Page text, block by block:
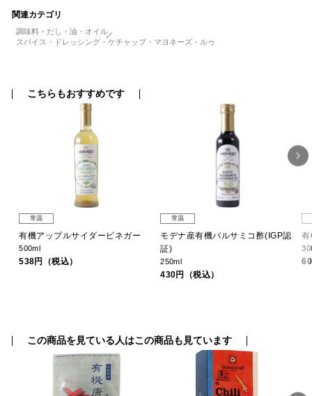
関連カテゴリ
調味料・だし・油・オイル
スパイス・ドレッシング・ケチャップ・マヨネーズ・ルゥ
こちらもおすすめです
常温
有機アップルサイダービネガー
500ml
538円（税込）
常温
モデナ産有機バルサミコ酢(IGP認
証)
250ml
430円（税込）
この商品を見ている人はこの商品も見ています